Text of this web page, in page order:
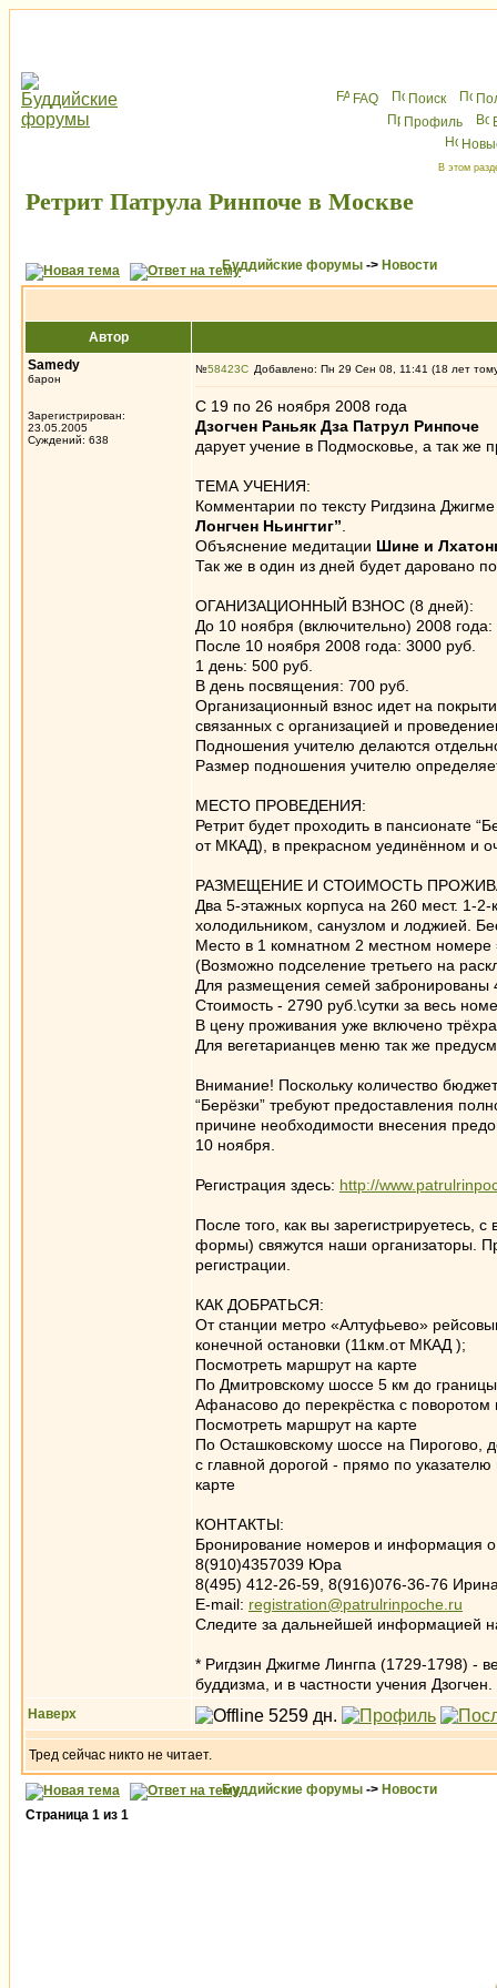
FAQ Поиск
Профиль
В этом
Ретрит Патрула Ринпоче в Москве
Буддийские форумы -> Новости
Автор
Samedy
барон
Зарегистрирован:
23.05.2005
Суждений: 638
№58423 Добавлено: Пн 29 Сен 08, 11:41 (18 лет
С 19 по 26 ноября 2008 года
Дзогчен Раньяк Дза Патрул Ринпоче
дарует учение в Подмосковье, а так же
ТЕМА УЧЕНИЯ:
Комментарии по тексту Ригдзина
Лонгчен Ньингтиг”
Объяснение медитации Шине и
Так же в один из дней будет даровано
ОГАНИЗАЦИОННЫЙ ВЗНОС (8 дней):
До 10 ноября (включительно) 2008
После 10 ноября 2008 года: 3000 руб.
1 день: 500 руб.
В день посвящения: 700 руб.
Организационный взнос идет на
связанных с организацией и
Подношения учителю делаются
Размер подношения учителю
МЕСТО ПРОВЕДЕНИЯ:
Ретрит будет проходить в пансионате
от МКАД), в прекрасном уединённом и
РАЗМЕЩЕНИЕ И СТОИМОСТЬ
Два 5-этажных корпуса на 260 мест. 1-
холодильником, санузлом и лоджией.
Место в 1 комнатном 2 местном номере
(Возможно подселение третьего на
Для размещения семей забронированы
Стоимость - 2790 руб.\сутки за весь
В цену проживания уже включено
Для вегетарианцев меню так же
Внимание! Поскольку количество
“Берёзки” требуют предоставления
причине необходимости внесения
10 ноября.
Регистрация здесь: http://
После того, как вы зарегистрируетесь,
формы) свяжутся наши организаторы.
регистрации.
КАК ДОБРАТЬСЯ:
От станции метро «Алтуфьево»
конечной остановки (11км.от МКАД );
Посмотреть маршрут на карте
По Дмитровскому шоссе 5 км до
Афанасово до перекрёстка с
Посмотреть маршрут на карте
По Осташковскому шоссе на Пирогово,
с главной дорогой - прямо по
карте
КОНТАКТЫ:
Бронирование номеров и информация о
8(910)4357039 Юра
8(495) 412-26-59, 8(916)076-36-76
E-mail: registration@patrulrinpoche.ru
Следите за дальнейшей информацией
* Ригдзин Джигме Лингпа (1729-1798) -
буддизма, и в частности учения
Наверх
Тред сейчас никто не читает.
Буддийские форумы -> Новости
Страница 1 из 1